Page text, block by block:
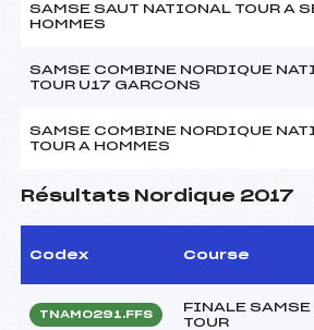
SAMSE SAUT NATIONAL TOUR A
HOMMES
SAMSE COMBINE NORDIQUE
TOUR U17 GARCONS
SAMSE COMBINE NORDIQUE
TOUR A HOMMES
Résultats Nordique 2017
Codex Course
TNAM0291.FFS
FINALE SAMSE
TOUR